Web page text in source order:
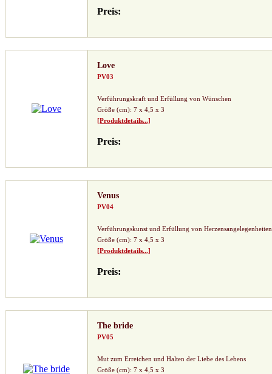
Preis:
Love
PV03
Verführungskraft und Erfüllung von Wünschen
Größe (cm): 7 x 4,5 x 3
[Produktdetails...]
Preis:
Venus
PV04
Verführungskunst und Erfüllung von Herzensangelegenheiten
Größe (cm): 7 x 4,5 x 3
[Produktdetails...]
Preis:
The bride
PV05
Mut zum Erreichen und Halten der Liebe des Lebens
Größe (cm): 7 x 4,5 x 3